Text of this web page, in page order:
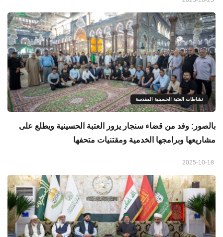
نشاطات العتبة الحسينية المقدسة
بالصور: وفد من قضاء سنجار يزور العتبة الحسينية ويطلع على
مشاريعها وبرامجها الخدمية ومقتنيات متحفها